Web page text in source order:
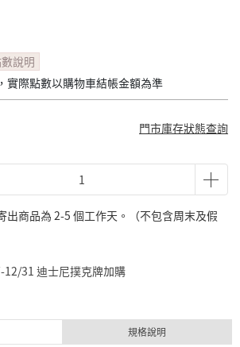
說明
實際點數以購物車結帳金額為準
門市庫存狀態查詢
出商品為 2-5 個工作天。（不包含周末及假
12/31 迪士尼撲克牌加購
規格說明